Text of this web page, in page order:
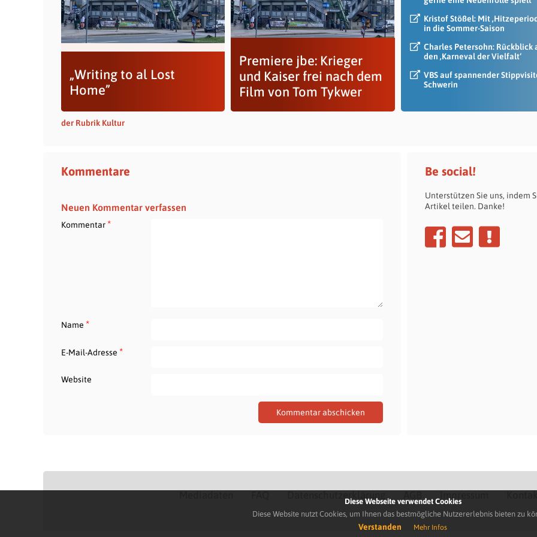
„Writing to al Lost
Home”
Premiere jbe: Krieger
und Kaiser frei nach dem
Film von Tom Tykwer
Kristof Stößel: Mit
in die Sommer-Saison
Charles Petersohn: Rückblick
den ‚Karneval der Vielfalt‘
VBS auf spannender
Schwerin
der Rubrik Kultur
Kommentare
Neuen Kommentar verfassen
Kommentar*
Name *
E-Mail-Adresse *
Website
Be social!
Unterstützen Sie uns, indem
Artikel teilen. Danke!
Datenschutzerklärung Impressum
Diese Webseite verwendet Cookies
Diese Website nutzt Cookies, um Ihnen das bestmögliche Nutzererlebnis bieten zu
Verstanden Mehr Infos